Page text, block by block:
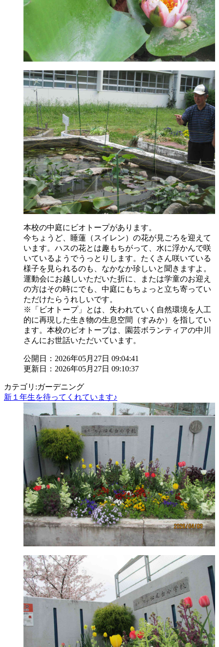
本校の中庭にビオトープがあります。
今ちょうど、睡蓮（スイレン）の花が見ごろを迎えて
います。ハスの花とは趣もちがって、水に浮かんで咲
いているようでうっとりします。たくさん咲いている
様子を見られるのも、なかなか珍しいと聞きますよ。
運動会にお越しいただいた折に、または学童のお迎え
の方はその時にでも、中庭にもちょっと立ち寄ってい
ただけたらうれしいです。
※「ビオトープ」とは、失われていく自然環境を人工
的に再現した生き物の生息空間（すみか）を指してい
ます。本校のビオトープは、園芸ボランティアの中川
さんにお世話いただいています。
公開日：2026年05月27日 09:04:41
更新日：2026年05月27日 09:10:37
カテゴリ:ガーデニング
新１年生を待ってくれています♪